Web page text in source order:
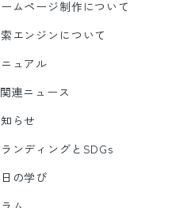
ムページ制作について
エンジンについて
ュアル
連ニュース
らせ
ランディングとSDGs
の学び